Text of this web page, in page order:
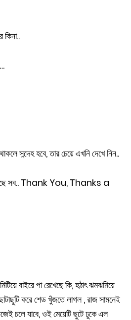
সন্দেহ হবে, তার চেয়ে এখনি দেখে নিন..
আছে সব.. Thank You, Thanks a
বাইরে পা রেখেছে কি, হঠাৎ ঝমঝমিয়ে
করে শেড খুঁজতে লাগল , রাজ সামনেই
চলে যাবে, ওই মেয়েটি ছুটে ঢুকে এল